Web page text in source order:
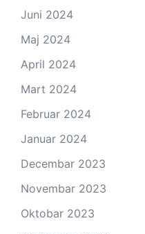
Juni 2024
Maj 2024
April 2024
Mart 2024
Februar 2024
Januar 2024
Decembar 2023
Novembar 2023
Oktobar 2023